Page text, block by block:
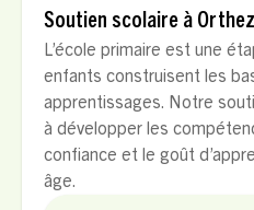
Soutien scolaire à
L’école primaire est une
enfants construisent les
apprentissages. Notre
à développer les
confiance et le goût
âge.